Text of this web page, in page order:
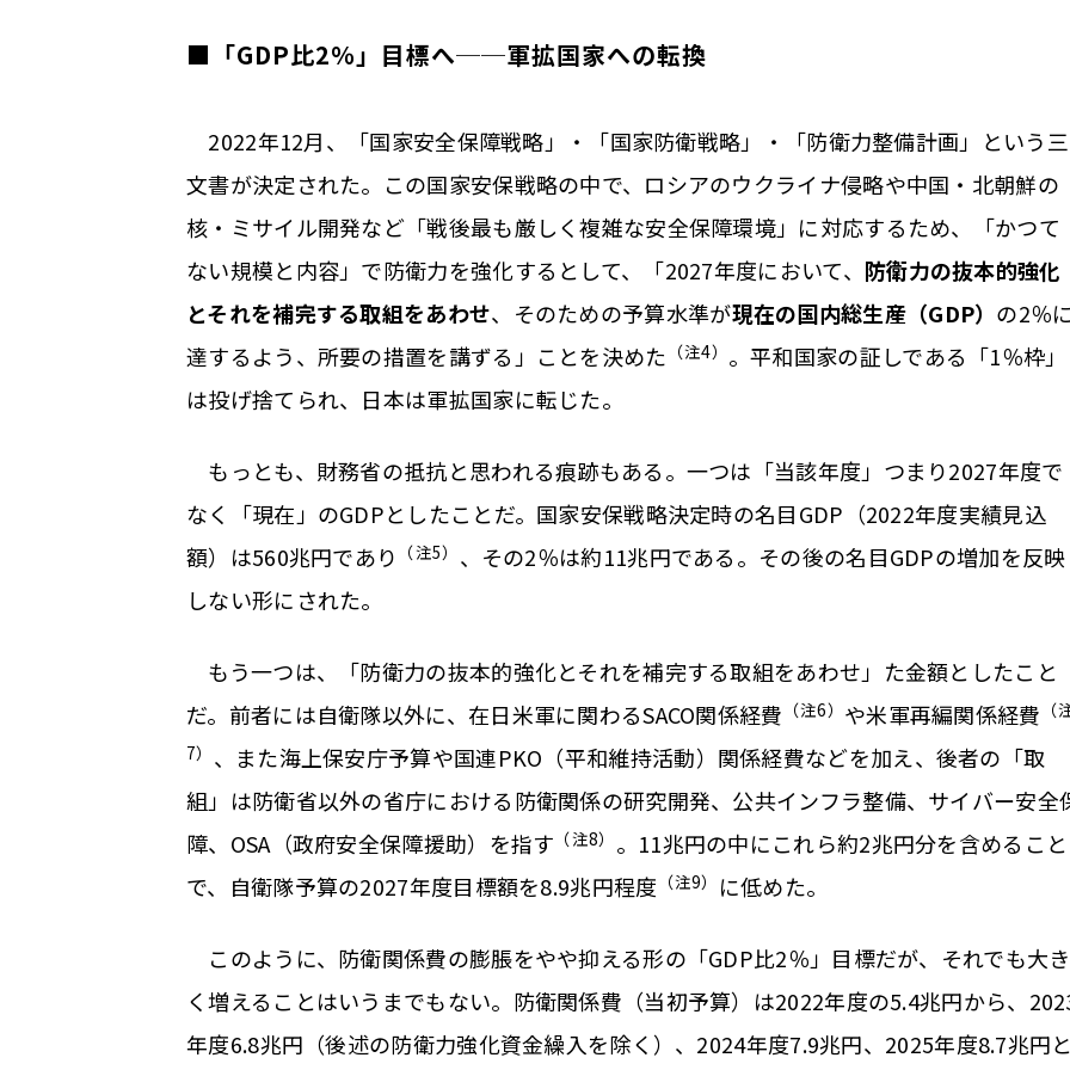
■「GDP比2％」目標へ──軍拡国家への転換
2022年12月、「国家安全保障戦略」・「国家防衛戦略」・「防衛力整備計画」という三
文書が決定された。この国家安保戦略の中で、ロシアのウクライナ侵略や中国・北朝鮮の
核・ミサイル開発など「戦後最も厳しく複雑な安全保障環境」に対応するため、「かつて
ない規模と内容」で防衛力を強化するとして、「2027年度において、 防衛力の抜本的強化
とそれを補完する取組をあわせ、そのための予算水準が現在の国内総生産（GDP） の2％
達するよう、所要の措置を講ずる」ことを決めた （注4） 。平和国家の証しである「1％枠」
は投げ捨てられ、日本は軍拡国家に転じた。
もっとも、財務省の抵抗と思われる痕跡もある。一つは「当該年度」つまり2027年度で
なく「現在」のGDPとしたことだ。国家安保戦略決定時の名目GDP（2022年度実績見込
額）は560兆円であり （注5） 、その2％は約11兆円である。その後の名目GDPの増加を反映
しない形にされた。
もう一つは、「防衛力の抜本的強化とそれを補完する取組をあわせ」た金額としたこと
だ。前者には自衛隊以外に、在日米軍に関わるSACO関係経費 （注6） や米軍再編関係経費 （
7） 、また海上保安庁予算や国連PKO（平和維持活動）関係経費などを加え、後者の「取
組」は防衛省以外の省庁における防衛関係の研究開発、公共インフラ整備、サイバー安全
障、OSA（政府安全保障援助）を指す （注8） 。11兆円の中にこれら約2兆円分を含めること
で、自衛隊予算の2027年度目標額を8.9兆円程度 （注9） に低めた。
このように、防衛関係費の膨脹をやや抑える形の「GDP比2％」目標だが、それでも大き
く増えることはいうまでもない。防衛関係費（当初予算）は2022年度の5.4兆円から、
年度6.8兆円（後述の防衛力強化資金繰入を除く）、2024年度7.9兆円、2025年度8.7兆円